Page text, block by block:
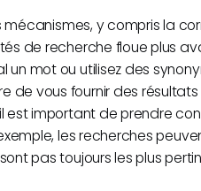
mécanismes, y compris la
de recherche floue plus
un mot ou utilisez des
de vous fournir des
est important de prendre
les recherches
pas toujours les plus